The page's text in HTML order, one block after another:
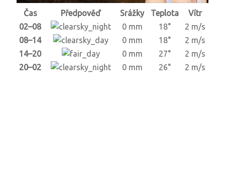
Čas Předpověď Srážky Teplota
Vítr
02–08
0 mm 18°
2 m/s
08–14
0 mm 18°
2 m/s
14–20
0 mm 27°
2 m/s
20–02
0 mm 26° 2 m/s